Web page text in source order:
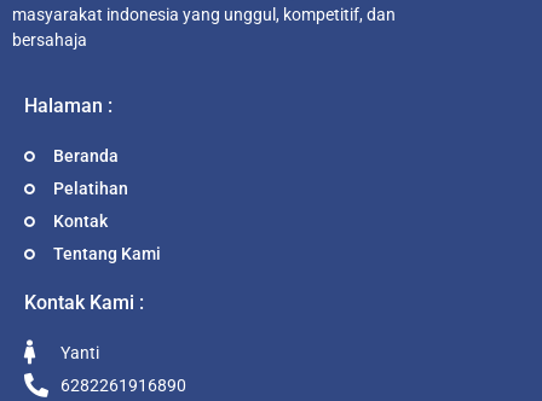
masyarakat indonesia yang unggul, kompetitif, dan
bersahaja
Halaman :
Beranda
Pelatihan
Kontak
Tentang Kami
Kontak Kami :
Yanti
6282261916890